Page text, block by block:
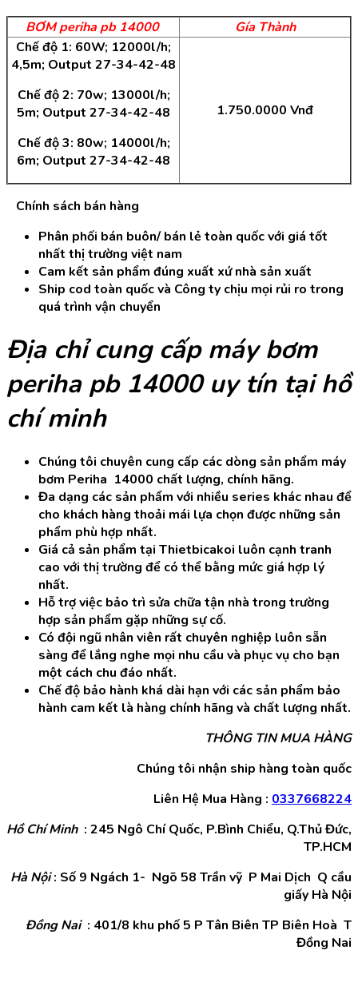
BƠM periha pb 14000
Gía Thành
Chế độ 1: 60W; 12000l/h;
4,5m; Output 27-34-42-48
Chế độ 2: 70w; 13000l/h;
5m; Output 27-34-42-48
Chế độ 3: 80w; 14000l/h;
6m; Output 27-34-42-48
1.750.0000 Vnđ
Chính sách bán hàng
Phân phối bán buôn/ bán lẻ toàn quốc với giá tốt
nhất thị trường việt nam
Cam kết sản phẩm đúng xuất xứ nhà sản xuất
Ship cod toàn quốc và Công ty chịu mọi rủi ro trong
quá trình vận chuyển
Địa chỉ cung cấp máy bơm
periha pb 14000 uy tín tại hồ
chí minh
Chúng tôi chuyên cung cấp các dòng sản phẩm máy
bơm Periha 14000 chất lượng, chính hãng.
Đa dạng các sản phẩm với nhiều series khác nhau để
cho khách hàng thoải mái lựa chọn được những sản
phẩm phù hợp nhất.
Giá cả sản phẩm tại Thietbicakoi luôn cạnh tranh
cao với thị trường để có thể bằng mức giá hợp lý
nhất.
Hỗ trợ việc bảo trì sửa chữa tận nhà trong trường
hợp sản phẩm gặp những sự cố.
Có đội ngũ nhân viên rất chuyên nghiệp luôn sẵn
sàng để lắng nghe mọi nhu cầu và phục vụ cho bạn
một cách chu đáo nhất.
Chế độ bảo hành khá dài hạn với các sản phẩm bảo
hành cam kết là hàng chính hãng và chất lượng nhất.
THÔNG TIN MUA HÀNG
Chúng tôi nhận ship hàng toàn quốc
Liên Hệ Mua Hàng : 0337668224
Hồ Chí Minh: 245 Ngô Chí Quốc, P.Bình Chiểu, Q.Thủ Đức,
TP.HCM
Hà Nội: Số 9 Ngách 1- Ngõ 58 Trần vỹ P Mai Dịch Q cầu
giấy Hà Nội
Đồng Nai: 401/8 khu phố 5 P Tân Biên TP Biên Hoà T
Đồng Nai